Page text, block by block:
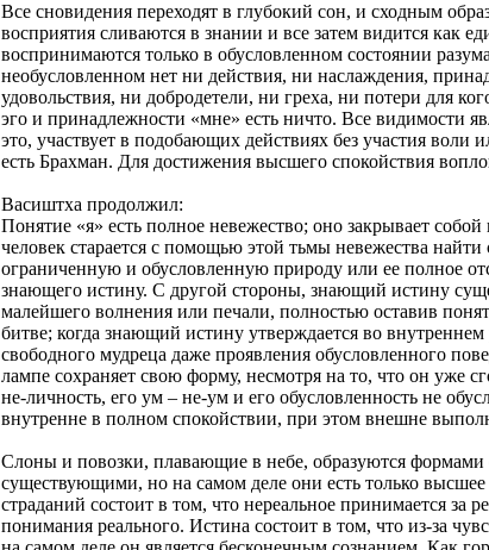
Все сновидения переходят в глубокий сон, и сходным
восприятия сливаются в знании и все затем видится как
воспринимаются только в обусловленном состоянии
необусловленном нет ни действия, ни наслаждения,
удовольствия, ни добродетели, ни греха, ни потери для
эго и принадлежности «мне» есть ничто. Все видимости
это, участвует в подобающих действиях без участия
есть Брахман. Для достижения высшего спокойствия
Васиштха продолжил:
Понятие «я» есть полное невежество; оно закрывает
человек старается с помощью этой тьмы невежества
ограниченную и обусловленную природу или ее полное
знающего истину. С другой стороны, знающий истину
малейшего волнения или печали, полностью оставив
битве; когда знающий истину утверждается во
свободного мудреца даже проявления обусловленного
лампе сохраняет свою форму, несмотря на то, что он уже
не-личность, его ум – не-ум и его обусловленность не
внутренне в полном спокойствии, при этом внешне
Слоны и повозки, плавающие в небе, образуются
существующими, но на самом деле они есть только
страданий состоит в том, что нереальное принимается за
понимания реального. Истина состоит в том, что из-за